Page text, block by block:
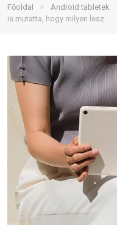
Főoldal » Android tabletek
is mutatta, hogy milyen lesz